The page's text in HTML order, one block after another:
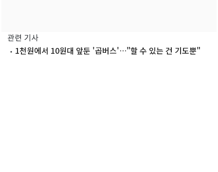
관련 기사
1천원에서 10원대 앞둔 '곱버스'…"할 수 있는 건 기도뿐"